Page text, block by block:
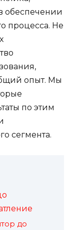
обеспечении
процесса. Не
опыт. Мы
по этим
сегмента.
до